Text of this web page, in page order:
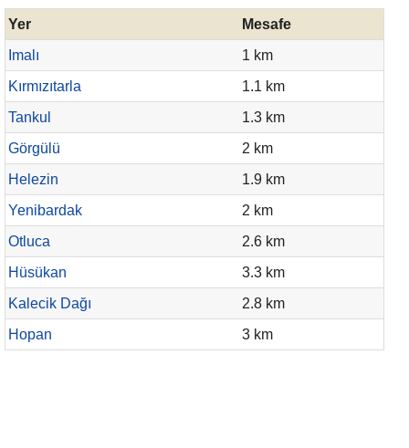
Yer
Mesafe
Imalı
1 km
Kırmızıtarla
1.1 km
Tankul
1.3 km
Görgülü
2 km
Helezin
1.9 km
Yenibardak
2 km
Otluca
2.6 km
Hüsükan
3.3 km
Kalecik Dağı
2.8 km
Hopan
3 km